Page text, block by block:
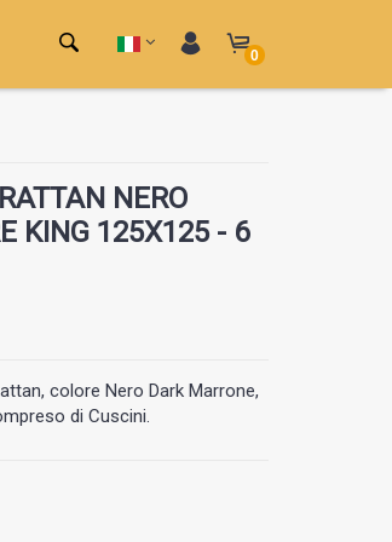
0
NERO
KING 125X125 - 6
colore Nero Dark Marrone,
di Cuscini.